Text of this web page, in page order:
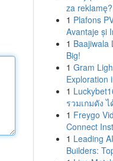
za
1 Plafons
Avantaje și
1 Baajiwala
Big!
1 Gram
Exploration
1
รวมเกมดัง ไ
1 Freygo
Connect
1 Leading
Builders: